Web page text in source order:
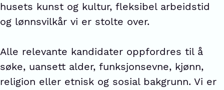
husets kunst og kultur, fleksibel arbeidstid
og lønnsvilkår vi er stolte over.
Alle relevante kandidater oppfordres til å
søke, uansett alder, funksjonsevne, kjønn,
religion eller etnisk og sosial bakgrunn. Vi er